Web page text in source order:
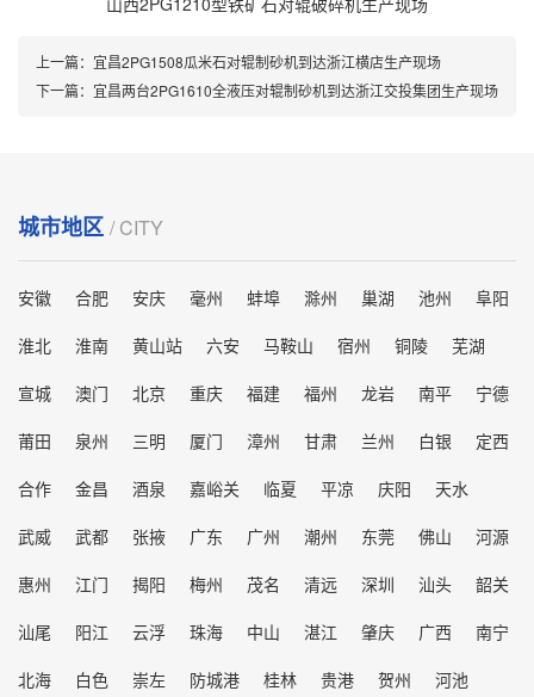
上一篇： 宜昌2PG1508瓜米石对辊制砂机到达浙江横店生产现场
下一篇： 宜昌两台2PG1610全液压对辊制砂机到达浙江交投集团生产现场
城市地区 / CITY
安徽 合肥 安庆 毫州 蚌埠 滁州 巢湖 池州
阜阳
淮北
淮南 黄山站 六安 马鞍山 宿州 铜陵
芜湖
宣城
澳门 北京 重庆 福建 福州 龙岩 南平
宁德
莆田
泉州 三明 厦门 漳州 甘肃 兰州 白银
定西
合作
金昌 酒泉 嘉峪关 临夏 平凉 庆阳
天水
武威
武都 张掖 广东 广州 潮州 东莞 佛山
河源
惠州
江门 揭阳 梅州 茂名 清远 深圳 汕头
韶关
汕尾
阳江 云浮 珠海 中山 湛江 肇庆 广西
南宁
北海
白色 崇左 防城港 桂林 贵港 贺州
河池